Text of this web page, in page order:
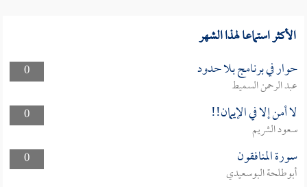
الأكثر استماعا لهذا الشهر
0 حوار في برنامج بلا حدود
عبد الرحمن السميط
0
لا أمن إلا في الإيمان!!
سعود الشريم
0
سورة المنافقون
أبوطلحة البوسعيدي